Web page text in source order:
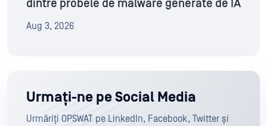
dintre probele de malware generate de IA
Aug 3, 2026
Urmați-ne pe Social Media
Urmăriți OPSWAT pe LinkedIn, Facebook, Twitter și